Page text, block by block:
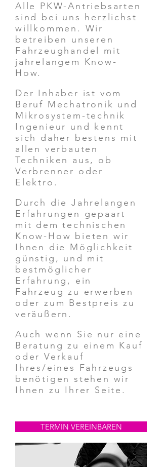
Alle PKW-Antriebsarten
sind bei uns herzlichst
willkommen. Wir
betreiben unseren
Fahrzeughandel mit
jahrelangem Know-
How.
Der Inhaber ist vom
Beruf Mechatronik und
Mikrosystem-technik
Ingenieur und kennt
sich daher bestens mit
allen verbauten
Techniken aus, ob
Verbrenner oder
Elektro.
Durch die Jahrelangen
Erfahrungen gepaart
mit dem technischen
Know-How bieten wir
Ihnen die Möglichkeit
günstig, und mit
bestmöglicher
Erfahrung, ein
Fahrzeug zu erwerben
oder zum Bestpreis zu
veräußern.
Auch wenn Sie nur eine
Beratung zu einem Kauf
oder Verkauf
Ihres/eines Fahrzeugs
benötigen stehen wir
Ihnen zu Ihrer Seite.
TERMIN VEREINBAREN